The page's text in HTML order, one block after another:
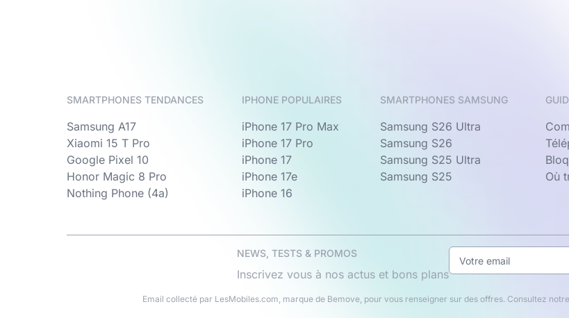
SMARTPHONES TENDANCES
Samsung A17
Xiaomi 15 T Pro
Google Pixel 10
Honor Magic 8 Pro
Nothing Phone (4a)
IPHONE POPULAIRES
iPhone 17 Pro Max
iPhone 17 Pro
iPhone 17
iPhone 17e
iPhone 16
SMARTPHONES SAMSUNG
Samsung S26 Ultra
Samsung S26
Samsung S25 Ultra
Samsung S25
Où
NEWS, TESTS & PROMOS
Inscrivez vous à nos actus et bons plans
Email collecté par LesMobiles.com, marque de Bemove, pour vous renseigner sur des offres. Consultez notre